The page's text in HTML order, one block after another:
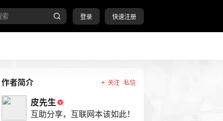
登录 快速注册
作者简介 关注 私信
皮先生
互助分享，互联网本该如此！